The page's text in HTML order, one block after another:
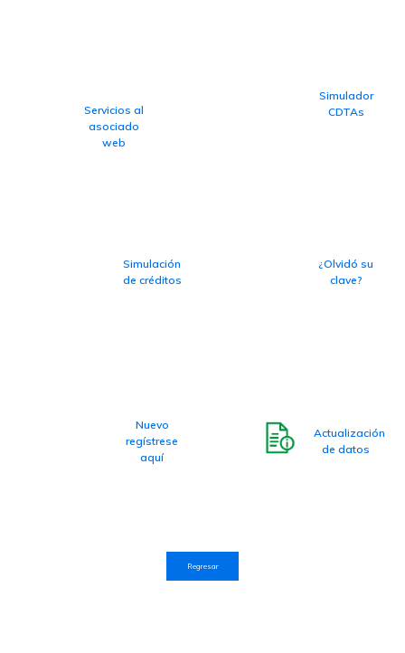
Servicios al
asociado
web
Simulador
CDTAs
Simulación
de créditos
¿Olvidó su
clave?
Nuevo
regístrese
aquí
Actualización
de datos
Regresar